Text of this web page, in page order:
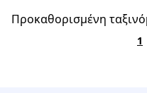
1